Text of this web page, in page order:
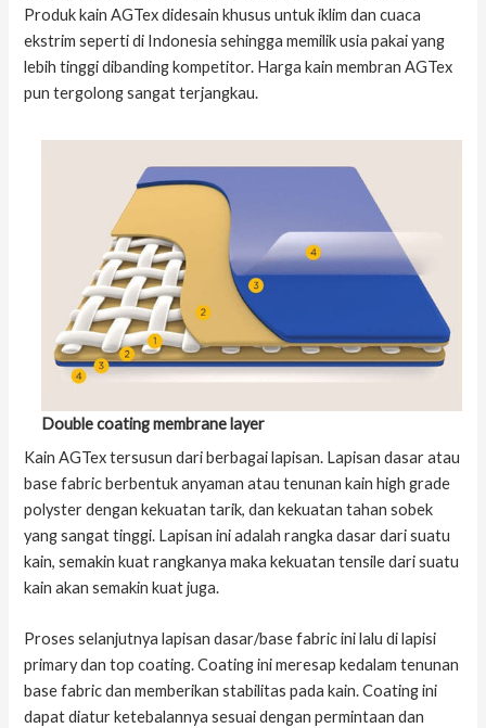
Produk kain AGTex didesain khusus untuk iklim dan cuaca
ekstrim seperti di Indonesia sehingga memilik usia pakai yang
lebih tinggi dibanding kompetitor. Harga kain membran AGTex
pun tergolong sangat terjangkau.
Double coating membrane layer
Kain AGTex tersusun dari berbagai lapisan. Lapisan dasar atau
base fabric berbentuk anyaman atau tenunan kain high grade
polyster dengan kekuatan tarik, dan kekuatan tahan sobek
yang sangat tinggi. Lapisan ini adalah rangka dasar dari suatu
kain, semakin kuat rangkanya maka kekuatan tensile dari suatu
kain akan semakin kuat juga.
Proses selanjutnya lapisan dasar/base fabric ini lalu di lapisi
primary dan top coating. Coating ini meresap kedalam tenunan
base fabric dan memberikan stabilitas pada kain. Coating ini
dapat diatur ketebalannya sesuai dengan permintaan dan